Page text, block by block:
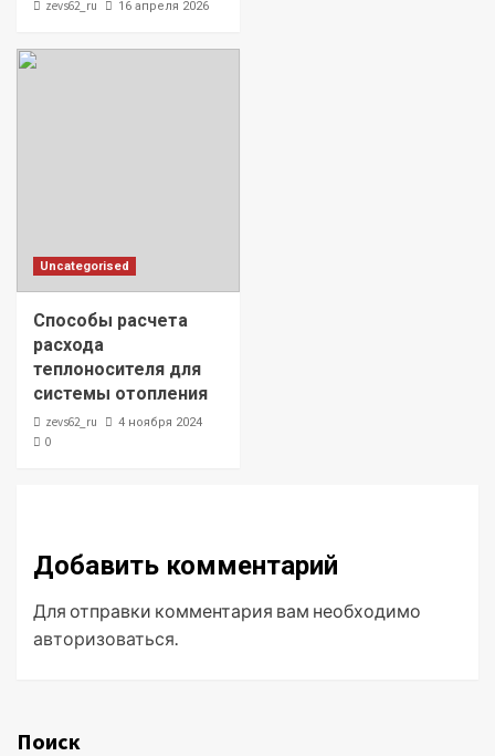
zevs62_ru 16 апреля 2026
Uncategorised
Способы расчета
расхода
теплоносителя для
системы отопления
zevs62_ru 4 ноября 2024
0
Добавить комментарий
Для отправки комментария вам необходимо
авторизоваться.
Поиск